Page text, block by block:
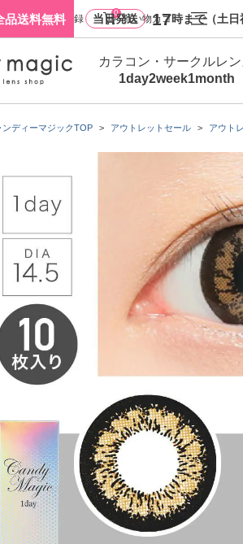
品送料無料 当日発送 17時まで（土日
ンディーマジックTOP アウトレットセール アウト
ン・新規会員登録
0
買い物カゴ
カラコン・サークルレ
1day2week1month